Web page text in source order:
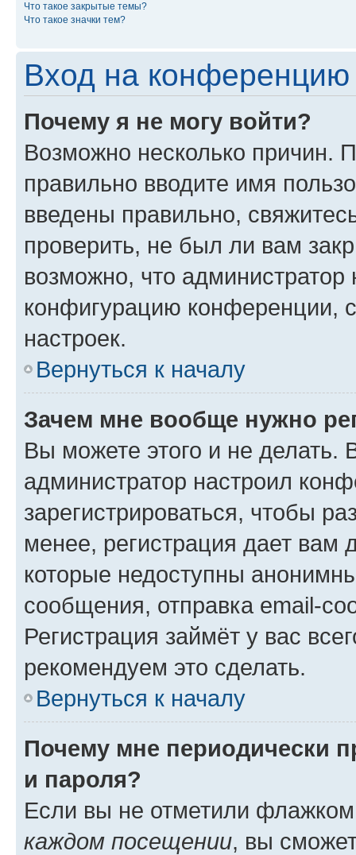
Что такое закрытые темы?
Что такое значки тем?
Вход на конференцию
Почему я не могу войти?
Возможно несколько причин.
правильно вводите имя
введены правильно,
проверить, не был ли вам
возможно, что администратор
конфигурацию конференции,
настроек.
Вернуться к началу
Зачем мне вообще нужно
Вы можете этого и не делать.
администратор настроил
зарегистрироваться, чтобы
менее, регистрация дает вам
которые недоступны
сообщения, отправка email-
Регистрация займёт у вас
рекомендуем это сделать.
Вернуться к началу
Почему мне периодически
и пароля?
Если вы не отметили
каждом посещении, вы